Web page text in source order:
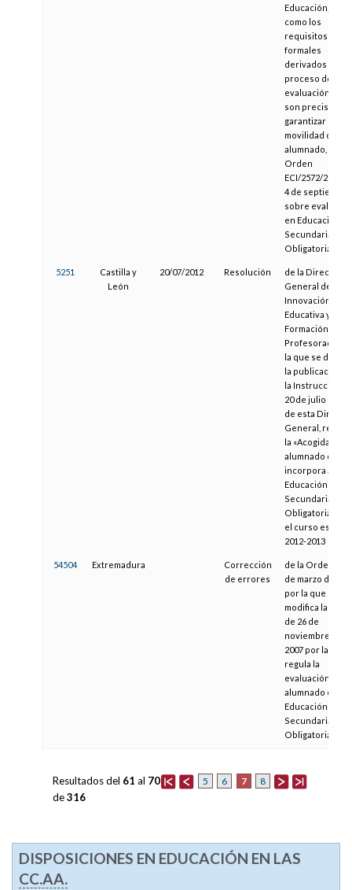
Educación, así
como los
requisitos
formales
derivados del
proceso de
evaluación que
son precisos
garantizar la
movilidad del
alumnado, y la
Orden
ECI/2572/2007,
4 de
sobre
en Educación
Secundaria
Obligatoria
5251
Castilla y
León
20/07/2012 Resolución
de la Dirección
General de
Innovación
Educativa y
Formación del
Profesorado,
la que se
la publicación
la Instrucción
20 de julio de
de esta
General,
la «Acogida del
alumnado que
incorpora a 1.º
Educación
Secundaria
Obligatoria»
el curso escolar
2012-2013
54504 Extremadura
Corrección
de errores
de la Orden de
de marzo de
por la que se
modifica la
de 26 de
noviembre de
2007 por la que
regula la
evaluación del
alumnado en la
Educación
Secundaria
Obligatoria
5 6 7 8
Resultados del 61 al 70
de316
DISPOSICIONES EN EDUCACIÓN EN LAS
CC.AA.